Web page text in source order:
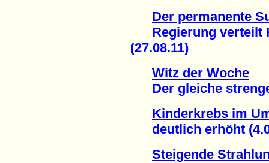
Der permanente
Regierung verteilt
(27.08.11)
Witz der Woche
Der gleiche strenge
Kinderkrebs im
deutlich erhöht
Steigende